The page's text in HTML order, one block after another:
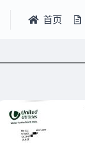
首页